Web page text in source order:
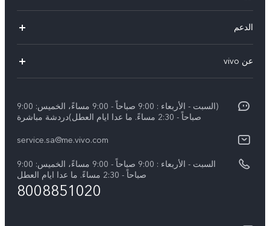
X200 FE (New)
Y39 5G
V40 5G
V40 Lite 5G
الدعم
مراكز الصيانة
Funtouch OS
بيان الخصوصية بشأن خدمة العملاء
عن vivo
الأخبار
الإشعارات القانونية
نبذة عنا
(السبت - الأربعاء : 9:00 صباحاً - 9:00 مساءً، الخميس: 9:00
صباحاً - 2:30 مساءً. ما عدا ايام العطل)دردشة مباشرة
service.sa@me.vivo.com
السبت - الأربعاء : 9:00 صباحاً - 9:00 مساءً، الخميس: 9:00
صباحاً - 2:30 مساءً. ما عدا ايام العطل
8008851020